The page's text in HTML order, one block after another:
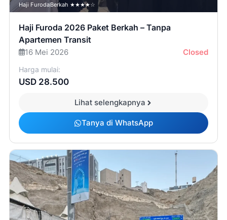
Haji FurodaBerkah ★★★★☆
Haji Furoda 2026 Paket Berkah – Tanpa
Apartemen Transit
16 Mei 2026 Closed
Harga mulai:
USD 28.500
Lihat selengkapnya
Tanya di WhatsApp